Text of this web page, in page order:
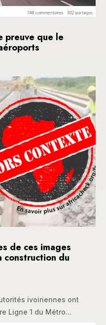
preuve que le
sur les réseaux
mention de ce que le...
de ces images
construction du
ivoiriennes ont
Ligne 1 du Métro...